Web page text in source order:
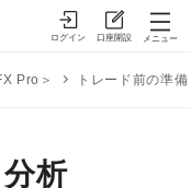
Pro＞ トレード前の準
析
ログイン 口座開設 メニュー